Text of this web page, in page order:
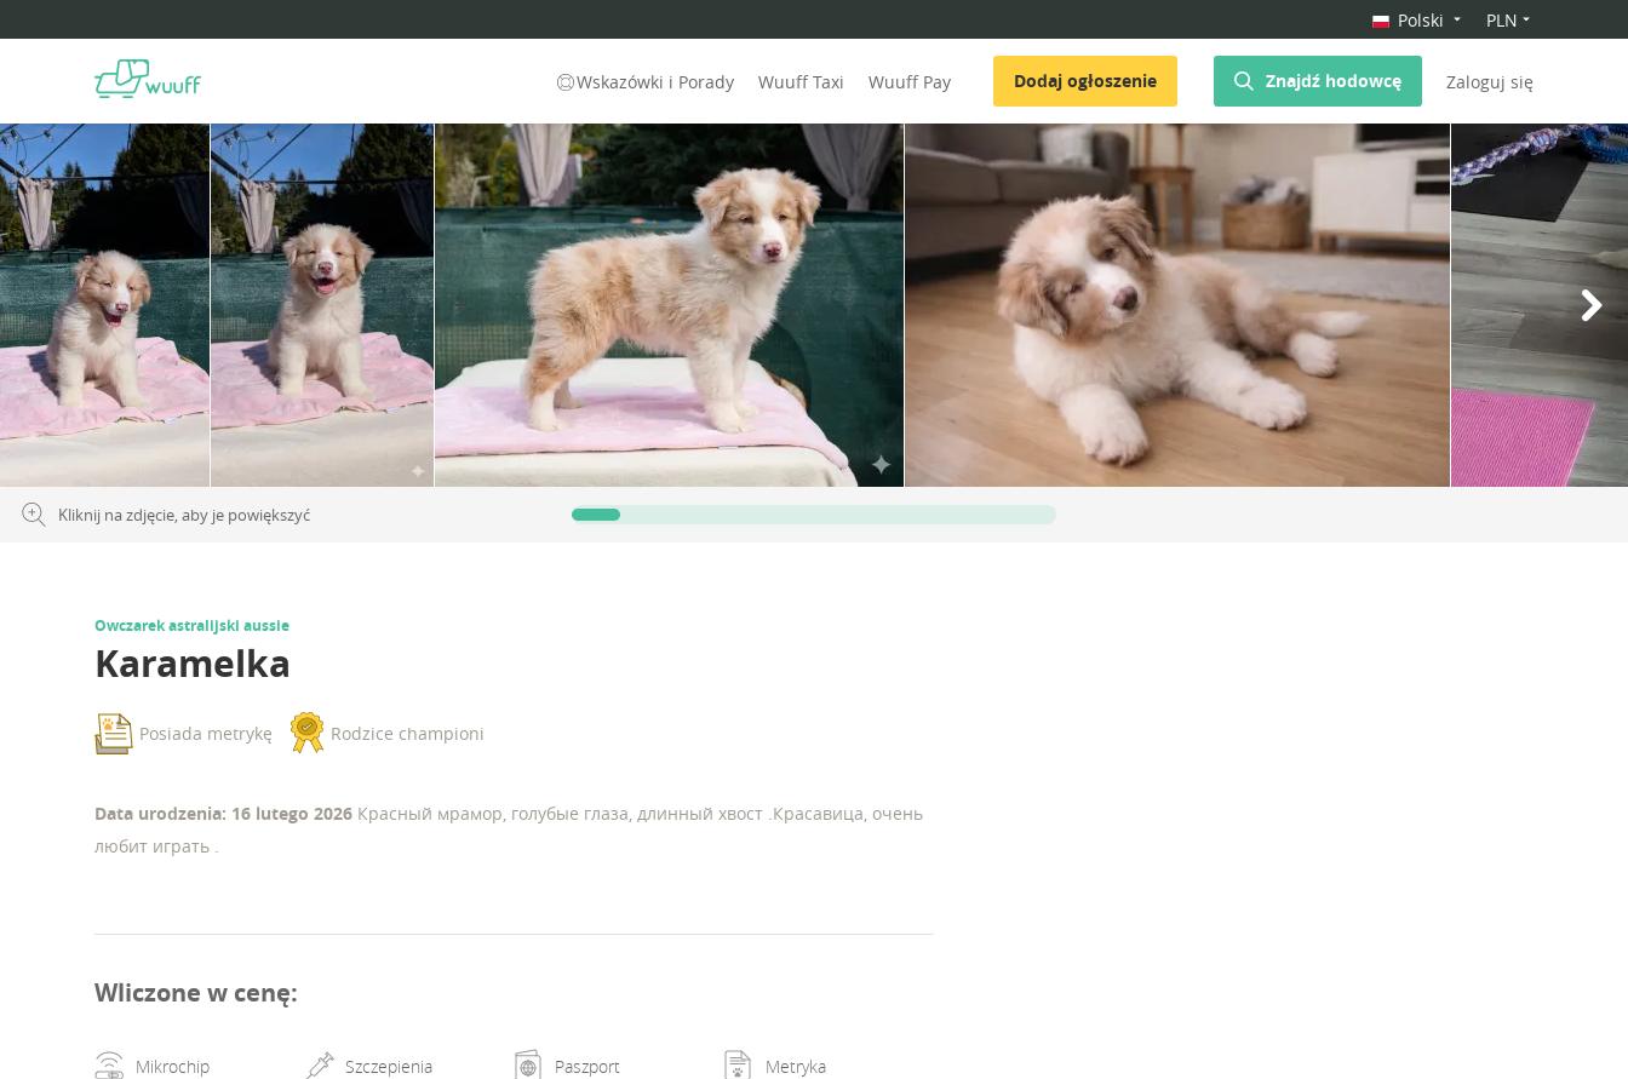
Polski PLN
Wskazówki i Porady Wuuff Taxi Wuuff Pay Dodaj ogłoszenie Znajdź hodowcę Zaloguj się
Kliknij na zdjęcie, aby je powiększyć
Owczarek astralijski aussie
Karamelka
Posiada metrykę Rodzice championi
Data urodzenia: 16 lutego 2026 Красный мрамор, голубые глаза, длинный хвост .Красавица, очень
любит играть .
Wliczone w cenę:
Mikrochip Szczepienia Paszport Metryka